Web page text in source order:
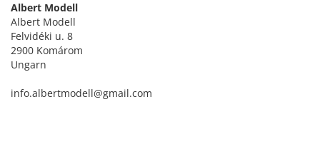
Albert Modell
Albert Modell
Felvidéki u. 8
2900 Komárom
Ungarn
info.albertmodell@gmail.com